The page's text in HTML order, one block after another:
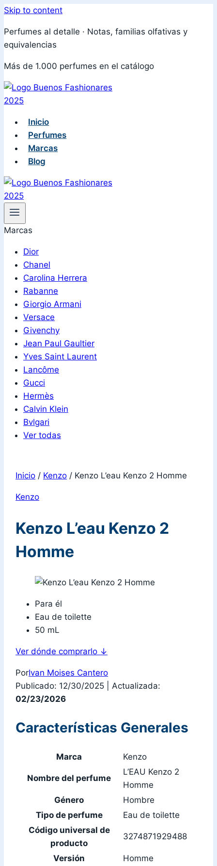
Skip to content
Perfumes al detalle · Notas, familias olfativas y
equivalencias
Más de 1.000 perfumes en el catálogo
Inicio
Perfumes
Marcas
Blog
Marcas
Dior
Chanel
Carolina Herrera
Rabanne
Giorgio Armani
Versace
Givenchy
Jean Paul Gaultier
Yves Saint Laurent
Lancôme
Gucci
Hermès
Calvin Klein
Bvlgari
Ver todas
Inicio / Kenzo / Kenzo L’eau Kenzo 2 Homme
Kenzo
Kenzo L’eau Kenzo 2
Homme
Para él
Eau de toilette
50 mL
Ver dónde comprarlo ↓
PorIvan Moises Cantero
Publicado: 12/30/2025
Actualizada:
02/23/2026
Características Generales
Marca Kenzo
Nombre del perfume
L’EAU Kenzo 2
Homme
Género
Hombre
Tipo de perfume
Eau de toilette
Código universal de
producto
3274871929488
Versión Homme